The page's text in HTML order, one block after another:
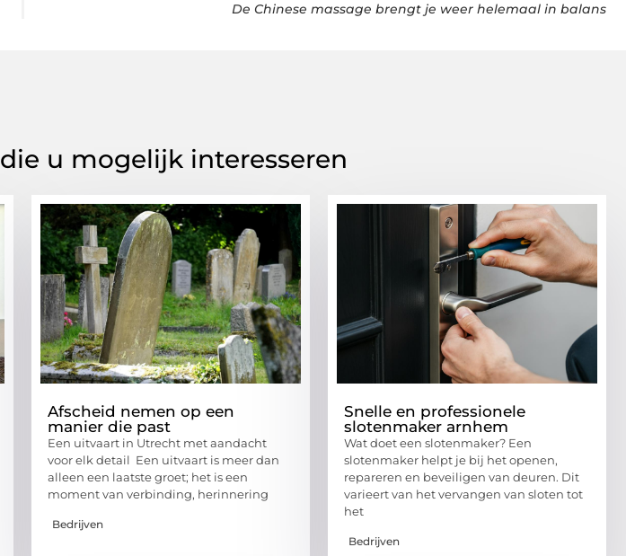
De Chinese massage brengt je weer helemaal in balans
die u mogelijk interesseren
Afscheid nemen op een
manier die past
Een uitvaart in Utrecht met aandacht
voor elk detail Een uitvaart is meer dan
alleen een laatste groet; het is een
moment van verbinding, herinnering
Bedrijven
Snelle en professionele
slotenmaker arnhem
Wat doet een slotenmaker? Een
slotenmaker helpt je bij het openen,
repareren en beveiligen van deuren. Dit
varieert van het vervangen van sloten tot
het
Bedrijven